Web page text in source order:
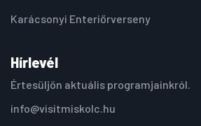
Karácsonyi Enteriőrverseny
Hírlevél
Értesüljön aktuális programjainkról.
info@visitmiskolc.hu